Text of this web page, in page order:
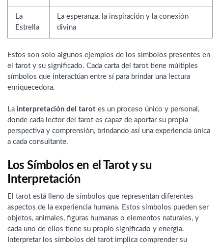
La
Estrella
La esperanza, la inspiración y la conexión
divina
Estos son solo algunos ejemplos de los símbolos presentes en
el tarot y su significado. Cada carta del tarot tiene múltiples
símbolos que interactúan entre sí para brindar una lectura
enriquecedora.
La interpretación del tarot es un proceso único y personal,
donde cada lector del tarot es capaz de aportar su propia
perspectiva y comprensión, brindando así una experiencia única
a cada consultante.
Los Símbolos en el Tarot y su
Interpretación
El tarot está lleno de símbolos que representan diferentes
aspectos de la experiencia humana. Estos símbolos pueden ser
objetos, animales, figuras humanas o elementos naturales, y
cada uno de ellos tiene su propio significado y energía.
Interpretar los símbolos del tarot implica comprender su